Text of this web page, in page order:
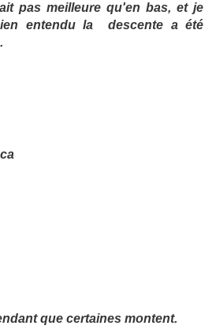
pas meilleure qu'en bas, et je
entendu la descente a été
que certaines montent.